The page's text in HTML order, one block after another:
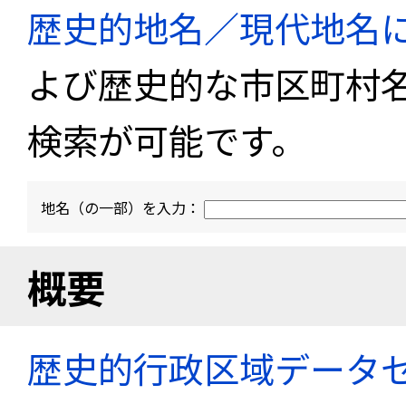
歴史的地名／現代地名
よび歴史的な市区町村
検索が可能です。
地名（の一部）を入力：
概要
歴史的行政区域データ